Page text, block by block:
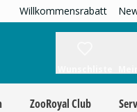
Willkommensrabatt
ZooRoyal Club